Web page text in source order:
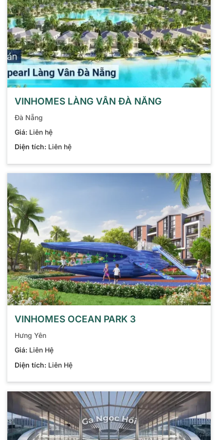
VINHOMES LÀNG VÂN ĐÀ NẴNG
Đà Nẵng
Giá:Liên hệ
Diện tích:Liên hệ
VINHOMES OCEAN PARK 3
Hưng Yên
Giá:Liên Hệ
Diện tích:Liên Hệ